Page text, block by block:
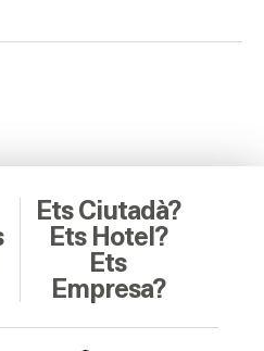
Ets Ciutadà?
Ets Hotel?
Ets
Empresa?